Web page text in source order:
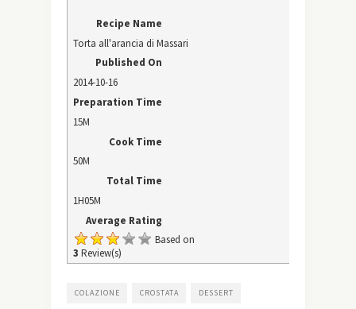
Recipe Name
Torta all'arancia di Massari
Published On
2014-10-16
Preparation Time
15M
Cook Time
50M
Total Time
1H05M
Average Rating
Based on
3 Review(s)
COLAZIONE CROSTATA DESSERT